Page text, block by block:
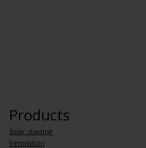
Products
Solar shading
Ventilation